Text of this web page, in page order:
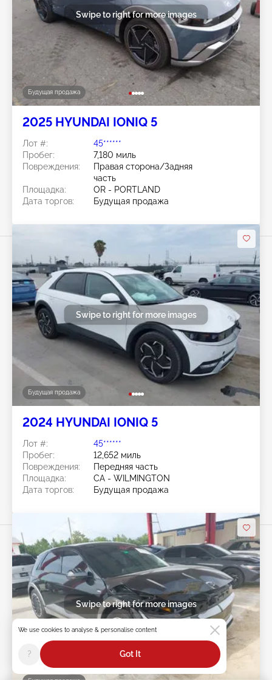
Будущая продажа
Swipe to right for more images
2025 HYUNDAI IONIQ 5
Лот #:
45******
Пробег:
7,180 миль
Повреждения:
Правая сторона/Задняя
часть
Площадка:
OR - PORTLAND
Дата торгов:
Будущая продажа
Будущая продажа
Swipe to right for more images
2024 HYUNDAI IONIQ 5
Лот #:
45******
Пробег:
12,652 миль
Повреждения:
Передняя часть
Площадка:
CA - WILMINGTON
Дата торгов:
Будущая продажа
Swipe to right for more images
We use cookies to analyse & personalise content
? Got It